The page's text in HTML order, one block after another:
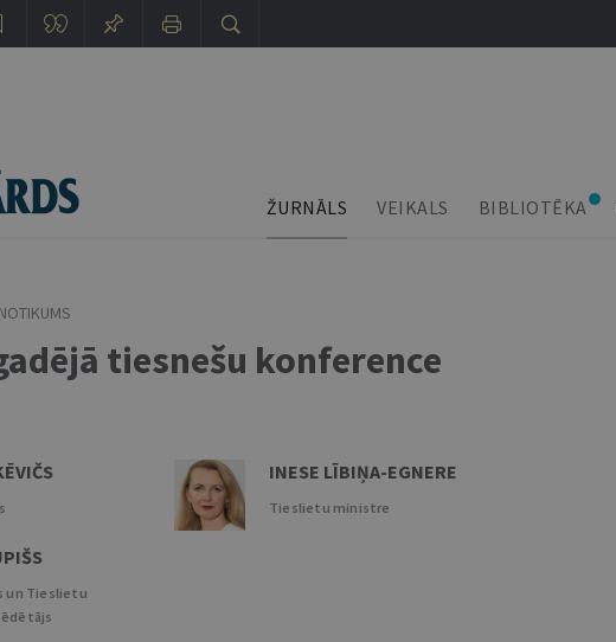
ŽURNĀLS VEIKALS BIBLIOTĒKA
NOTIKUMS
tiesnešu konference
INESE LĪBIŅA-EGNERE
Tieslietu ministre
un Tieslietu